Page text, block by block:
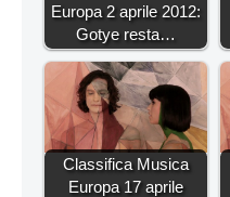
Europa 2 aprile 2012:
Gotye resta…
Classifica Musica
Europa 17 aprile